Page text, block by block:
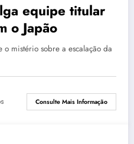
equipe titular
o Japão
mistério sobre a escalação da
Consulte Mais Informação